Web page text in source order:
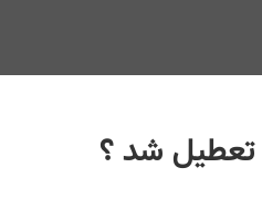
تعطیل شد ؟